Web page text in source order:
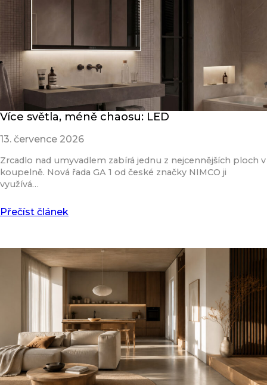
Více světla, méně chaosu: LED
13. července 2026
Zrcadlo nad umyvadlem zabírá jednu z nejcennějších ploch v
koupelně. Nová řada GA 1 od české značky NIMCO ji
využívá…
Přečíst článek